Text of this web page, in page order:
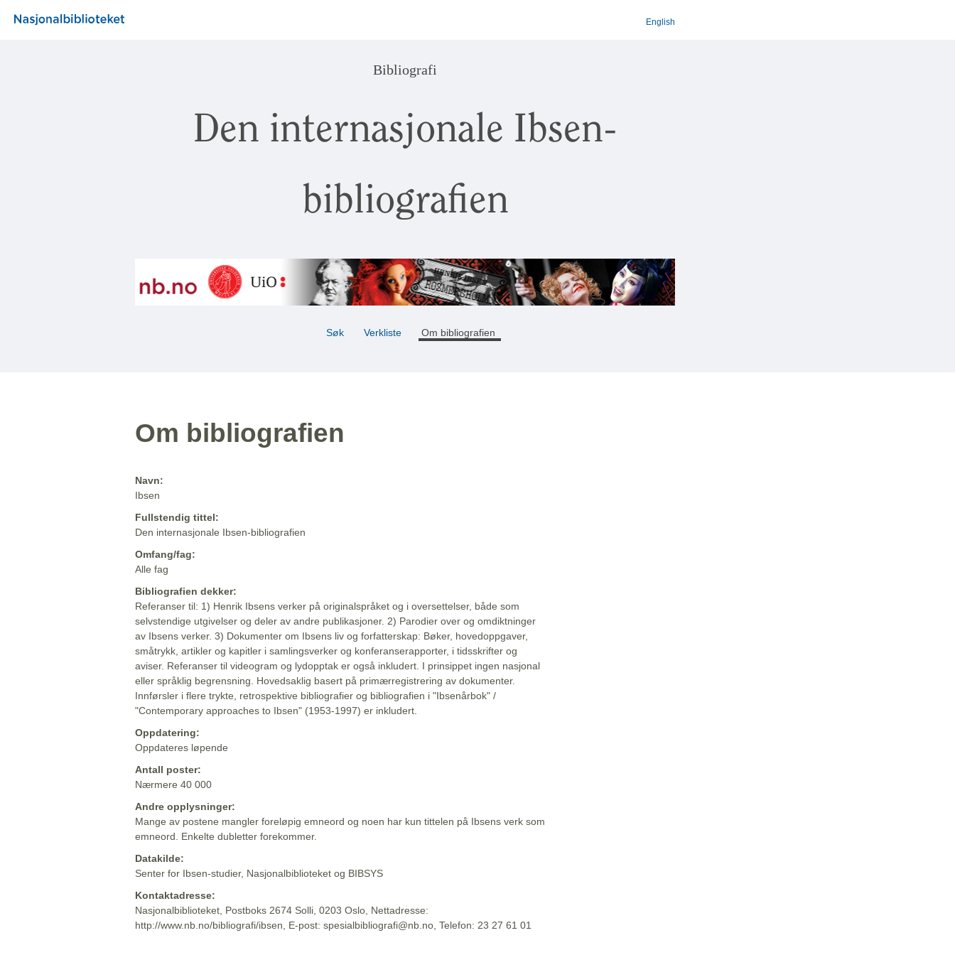
English
Bibliografi
Den internasjonale Ibsen-
bibliografien
Søk Verkliste Om bibliografien
Om bibliografien
Navn:
Ibsen
Fullstendig tittel:
Den internasjonale Ibsen-bibliografien
Omfang/fag:
Alle fag
Bibliografien dekker:
Referanser til: 1) Henrik Ibsens verker på originalspråket og i oversettelser, både som
selvstendige utgivelser og deler av andre publikasjoner. 2) Parodier over og omdiktninger
av Ibsens verker. 3) Dokumenter om Ibsens liv og forfatterskap: Bøker, hovedoppgaver,
småtrykk, artikler og kapitler i samlingsverker og konferanserapporter, i tidsskrifter og
aviser. Referanser til videogram og lydopptak er også inkludert. I prinsippet ingen nasjonal
eller språklig begrensning. Hovedsaklig basert på primærregistrering av dokumenter.
Innførsler i flere trykte, retrospektive bibliografier og bibliografien i "Ibsenårbok" /
"Contemporary approaches to Ibsen" (1953-1997) er inkludert.
Oppdatering:
Oppdateres løpende
Antall poster:
Nærmere 40 000
Andre opplysninger:
Mange av postene mangler foreløpig emneord og noen har kun tittelen på Ibsens verk som
emneord. Enkelte dubletter forekommer.
Datakilde:
Senter for Ibsen-studier, Nasjonalbiblioteket og BIBSYS
Kontaktadresse:
Nasjonalbiblioteket, Postboks 2674 Solli, 0203 Oslo, Nettadresse:
http://www.nb.no/bibliografi/ibsen, E-post: spesialbibliografi@nb.no, Telefon: 23 27 61 01